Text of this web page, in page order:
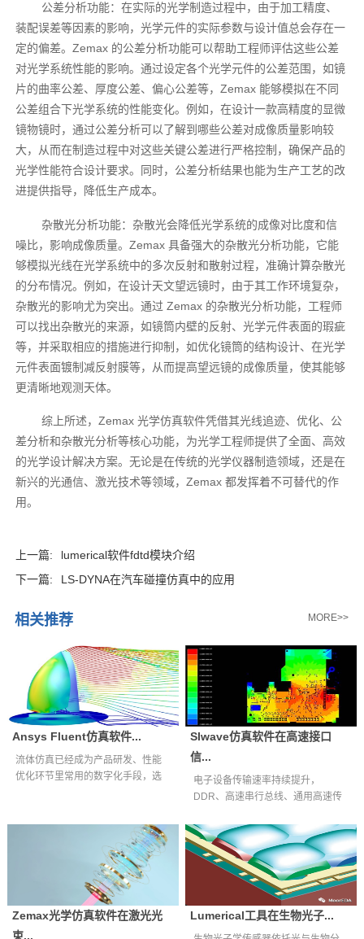
公差分析功能：在实际的光学制造过程中，由于加工精度、
装配误差等因素的影响，光学元件的实际参数与设计值总会存在一
定的偏差。Zemax 的公差分析功能可以帮助工程师评估这些公差
对光学系统性能的影响。通过设定各个光学元件的公差范围，如镜
片的曲率公差、厚度公差、偏心公差等，Zemax 能够模拟在不同
公差组合下光学系统的性能变化。例如，在设计一款高精度的显微
镜物镜时，通过公差分析可以了解到哪些公差对成像质量影响较
大，从而在制造过程中对这些关键公差进行严格控制，确保产品的
光学性能符合设计要求。同时，公差分析结果也能为生产工艺的改
进提供指导，降低生产成本。
杂散光分析功能：杂散光会降低光学系统的成像对比度和信
噪比，影响成像质量。Zemax 具备强大的杂散光分析功能，它能
够模拟光线在光学系统中的多次反射和散射过程，准确计算杂散光
的分布情况。例如，在设计天文望远镜时，由于其工作环境复杂，
杂散光的影响尤为突出。通过 Zemax 的杂散光分析功能，工程师
可以找出杂散光的来源，如镜筒内壁的反射、光学元件表面的瑕疵
等，并采取相应的措施进行抑制，如优化镜筒的结构设计、在光学
元件表面镀制减反射膜等，从而提高望远镜的成像质量，使其能够
更清晰地观测天体。
综上所述，Zemax 光学仿真软件凭借其光线追迹、优化、公
差分析和杂散光分析等核心功能，为光学工程师提供了全面、高效
的光学设计解决方案。无论是在传统的光学仪器制造领域，还是在
新兴的光通信、激光技术等领域，Zemax 都发挥着不可替代的作
用。
上一篇:
lumerical软件fdtd模块介绍
下一篇:
LS-DYNA在汽车碰撞仿真中的应用
相关推荐 MORE>>
Ansys Fluent仿真软件...
流体仿真已经成为产品研发、性能
优化环节里常用的数字化手段，选
SIwave仿真软件在高速接口
信...
电子设备传输速率持续提升，
DDR、高速串行总线、通用高速传
Zemax光学仿真软件在激光光
束...
Lumerical工具在生物光子...